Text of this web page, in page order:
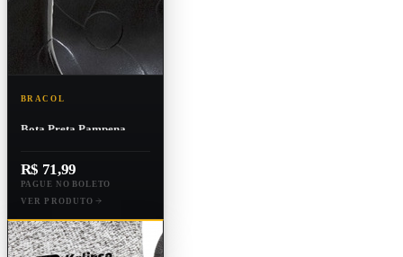
BRACOL
Bota Preta Pampena
R$ 71,99
PAGUE NO BOLETO
VER PRODUTO